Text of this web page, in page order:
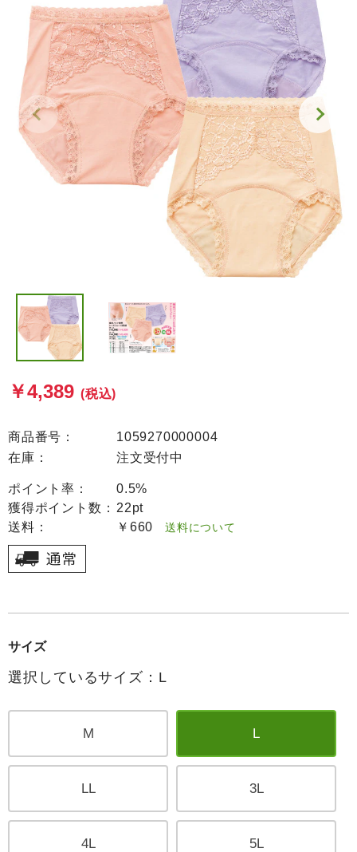
￥4,389 (税込)
商品番号：
1059270000004
在庫：
注文受付中
ポイント率：
0.5%
獲得ポイント数： 22pt
送料：
￥660 送料について
サイズ
選択しているサイズ：L
M L
LL 3L
4L 5L